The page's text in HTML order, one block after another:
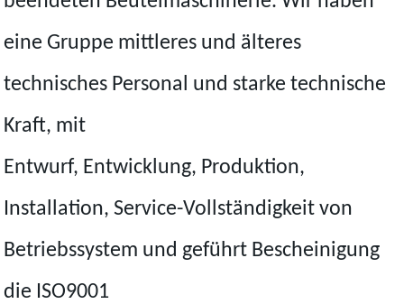
eine Gruppe mittleres und älteres
technisches Personal und starke technische
Kraft, mit
Entwurf, Entwicklung, Produktion,
Installation, Service-Vollständigkeit von
Betriebssystem und geführt Bescheinigung
die ISO9001